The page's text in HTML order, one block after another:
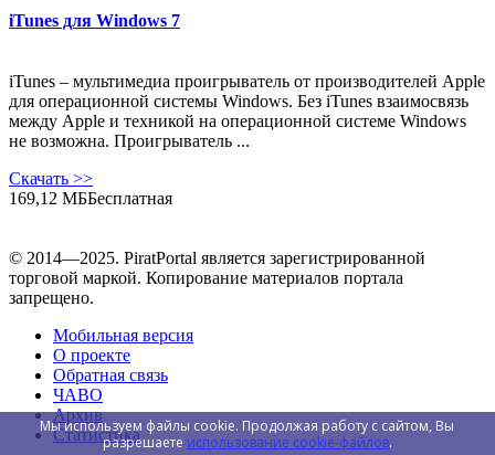
iTunes для Windows 7
iTunes – мультимедиа проигрыватель от производителей Apple
для операционной системы Windows. Без iTunes взаимосвязь
между Apple и техникой на операционной системе Windows
не возможна. Проигрыватель ...
Скачать >>
169,12 МББесплатная
© 2014—2025. PiratPortal является зарегистрированной
торговой маркой. Копирование материалов портала
запрещено.
Мобильная версия
О проекте
Обратная связь
ЧАВО
Архив
Статистика
Мы используем файлы cookie. Продолжая работу с сайтом, Вы
разрешаете использование cookie-файлов.